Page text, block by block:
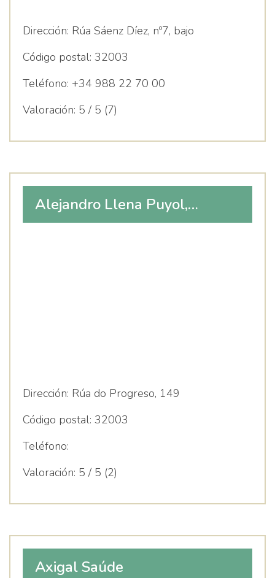
Dirección: Rúa Sáenz Díez, nº7, bajo
Código postal: 32003
Teléfono: +34 988 22 70 00
Valoración: 5 / 5 (7)
Alejandro Llena Puyol,
Dirección: Rúa do Progreso, 149
Código postal: 32003
Teléfono:
Valoración: 5 / 5 (2)
Axigal Saúde